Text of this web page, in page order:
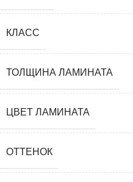
КЛАСС
ТОЛЩИНА ЛАМИНАТА
ЦВЕТ ЛАМИНАТА
ОТТЕНОК